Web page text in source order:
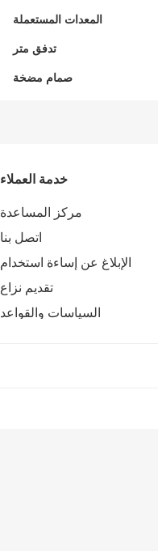
المعدات المستعملة
تدفق متر
صمام مضخة
خدمة العملاء
مركز المساعدة
اتصل بنا
الإبلاغ عن إساءة استخدام
تقديم نزاع
السياسات والقواعد